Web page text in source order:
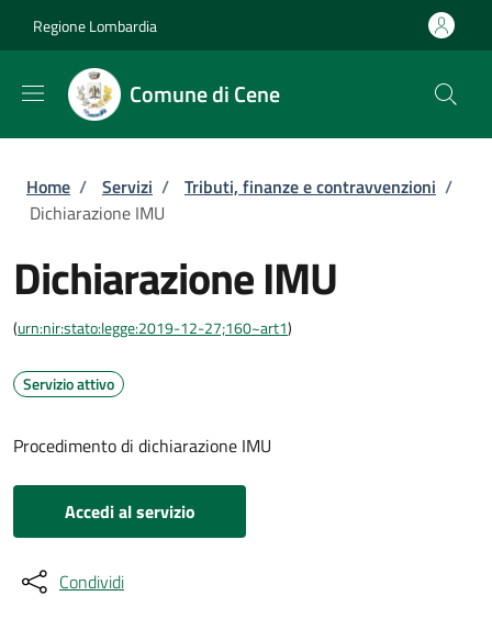
Regione Lombardia
Comune di Cene
Briciole di pane
Home / Servizi / Tributi, finanze e contravvenzioni /
Dichiarazione IMU
Dichiarazione IMU
(urn:nir:stato:legge:2019-12-27;160~art1)
Servizio attivo
Procedimento di dichiarazione IMU
Accedi al servizio
Condividi